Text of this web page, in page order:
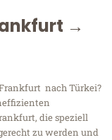
→
nach Türkei?
die speziell
zu werden und